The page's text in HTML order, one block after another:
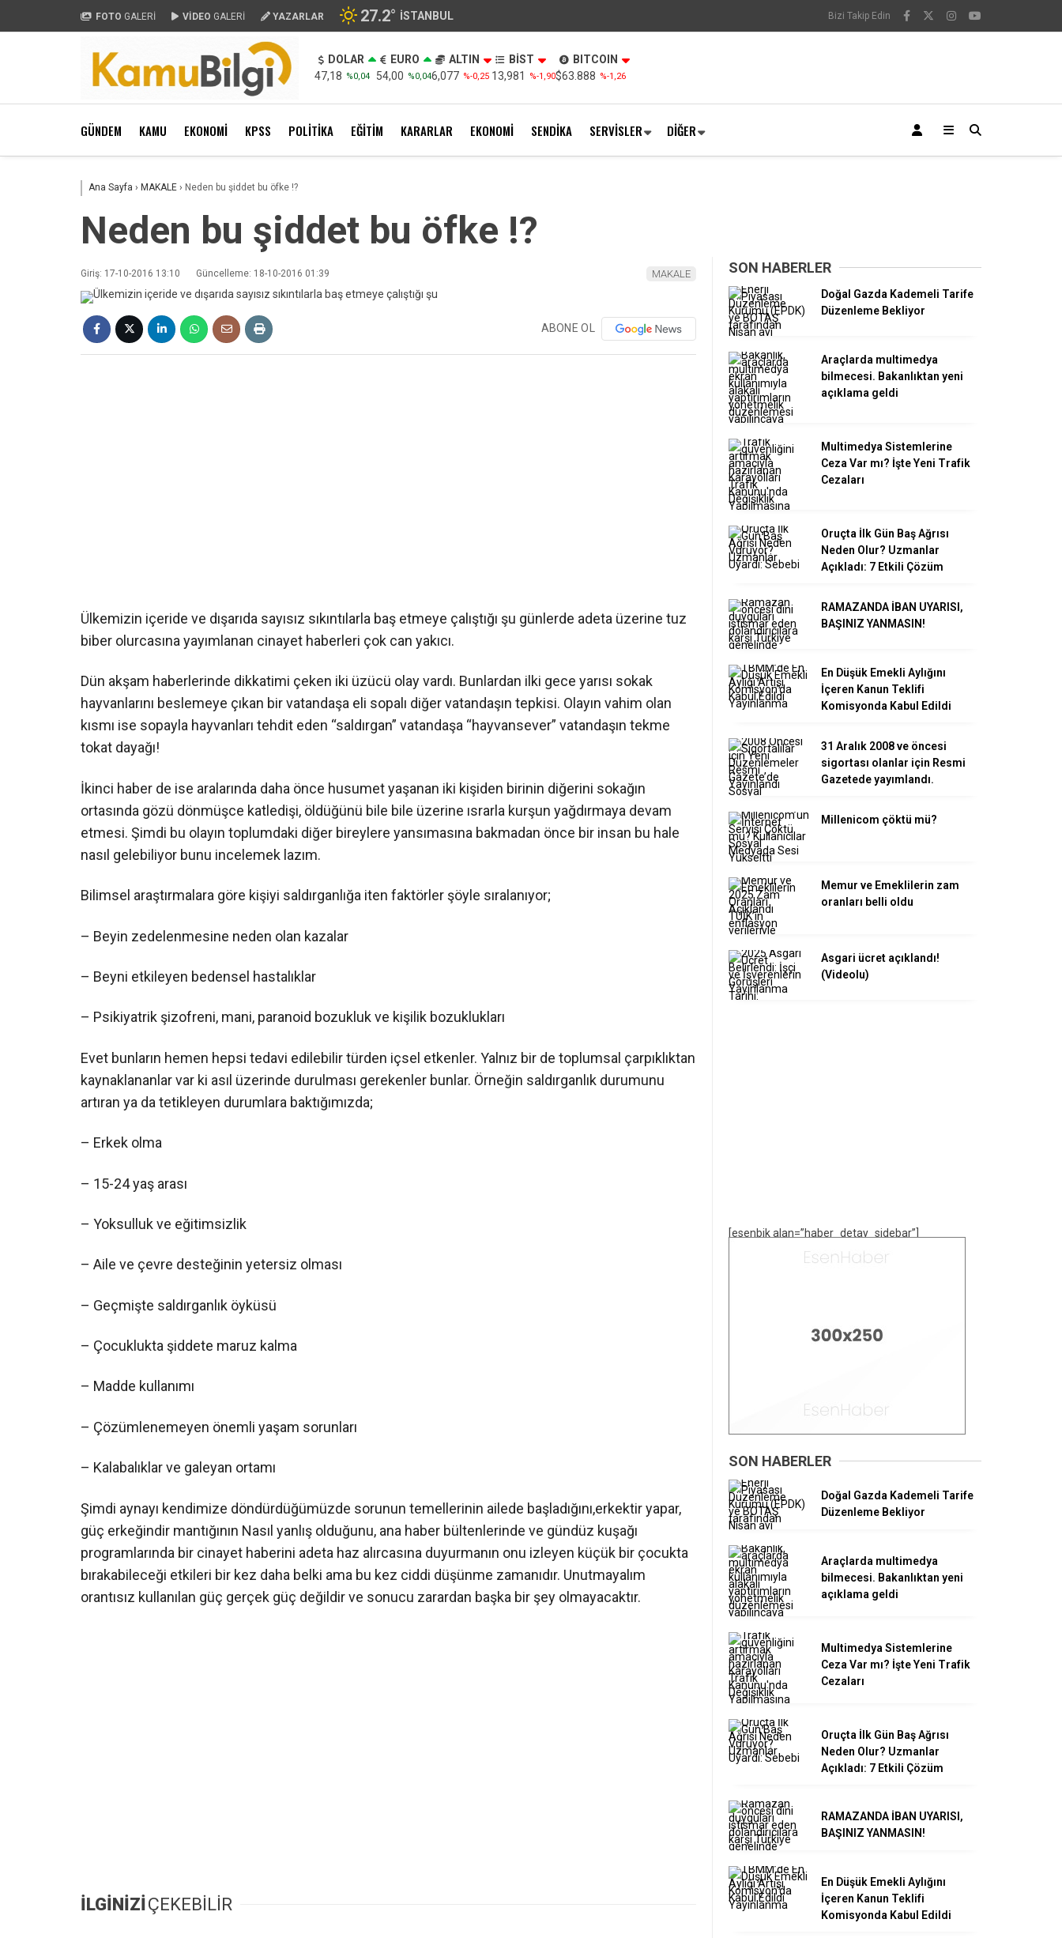
FOTO GALERİ VİDEO GALERİ YAZARLAR 27.2° İSTANBUL Bizi Takip Edin
DOLAR
47,18 %0,04
EURO
54,00 %0,04
ALTIN
6,077 %-0,25
BİST
13,981
%-1,90
BITCOIN
$63.888 %-1,26
GÜNDEM KAMU EKONOMİ KPSS POLİTİKA EĞİTİM KARARLAR EKONOMİ SENDİKA SERVİSLER DİĞER
Ana Sayfa › MAKALE › Neden bu şiddet bu öfke !?
Neden bu şiddet bu öfke !?
Giriş: 17-10-2016 13:10 Güncelleme: 18-10-2016 01:39 MAKALE
ABONE OL
Ülkemizin içeride ve dışarıda sayısız sıkıntılarla baş etmeye çalıştığı şu günlerde adeta üzerine tuz
biber olurcasına yayımlanan cinayet haberleri çok can yakıcı.
Dün akşam haberlerinde dikkatimi çeken iki üzücü olay vardı. Bunlardan ilki gece yarısı sokak
hayvanlarını beslemeye çıkan bir vatandaşa eli sopalı diğer vatandaşın tepkisi. Olayın vahim olan
kısmı ise sopayla hayvanları tehdit eden “saldırgan” vatandaşa “hayvansever” vatandaşın tekme
tokat dayağı!
İkinci haber de ise aralarında daha önce husumet yaşanan iki kişiden birinin diğerini sokağın
ortasında gözü dönmüşce katledişi, öldüğünü bile bile üzerine ısrarla kurşun yağdırmaya devam
etmesi. Şimdi bu olayın toplumdaki diğer bireylere yansımasına bakmadan önce bir insan bu hale
nasıl gelebiliyor bunu incelemek lazım.
Bilimsel araştırmalara göre kişiyi saldırganlığa iten faktörler şöyle sıralanıyor;
– Beyin zedelenmesine neden olan kazalar
– Beyni etkileyen bedensel hastalıklar
– Psikiyatrik şizofreni, mani, paranoid bozukluk ve kişilik bozuklukları
Evet bunların hemen hepsi tedavi edilebilir türden içsel etkenler. Yalnız bir de toplumsal çarpıklıktan
kaynaklananlar var ki asıl üzerinde durulması gerekenler bunlar. Örneğin saldırganlık durumunu
artıran ya da tetikleyen durumlara baktığımızda;
– Erkek olma
– 15-24 yaş arası
– Yoksulluk ve eğitimsizlik
– Aile ve çevre desteğinin yetersiz olması
– Geçmişte saldırganlık öyküsü
– Çocuklukta şiddete maruz kalma
– Madde kullanımı
– Çözümlenemeyen önemli yaşam sorunları
– Kalabalıklar ve galeyan ortamı
Şimdi aynayı kendimize döndürdüğümüzde sorunun temellerinin ailede başladığını,erkektir yapar,
güç erkeğindir mantığının Nasıl yanlış olduğunu, ana haber bültenlerinde ve gündüz kuşağı
programlarında bir cinayet haberini adeta haz alırcasına duyurmanın onu izleyen küçük bir çocukta
bırakabileceği etkileri bir kez daha belki ama bu kez ciddi düşünme zamanıdır. Unutmayalım
orantısız kullanılan güç gerçek güç değildir ve sonucu zarardan başka bir şey olmayacaktır.
İLGİNİZİÇEKEBİLİR
SON HABERLER
Doğal Gazda Kademeli Tarife
Düzenleme Bekliyor
Araçlarda multimedya
bilmecesi. Bakanlıktan yeni
açıklama geldi
Multimedya Sistemlerine
Ceza Var mı? İşte Yeni Trafik
Cezaları
Oruçta İlk Gün Baş Ağrısı
Neden Olur? Uzmanlar
Açıkladı: 7 Etkili Çözüm
RAMAZANDA İBAN UYARISI,
BAŞINIZ YANMASIN!
En Düşük Emekli Aylığını
İçeren Kanun Teklifi
Komisyonda Kabul Edildi
31 Aralık 2008 ve öncesi
sigortası olanlar için Resmi
Gazetede yayımlandı.
Millenicom çöktü mü?
Memur ve Emeklilerin zam
oranları belli oldu
Asgari ücret açıklandı!
(Videolu)
[esenbik alan=”haber_detay_sidebar”]
SON HABERLER
Doğal Gazda Kademeli Tarife
Düzenleme Bekliyor
Araçlarda multimedya
bilmecesi. Bakanlıktan yeni
açıklama geldi
Multimedya Sistemlerine
Ceza Var mı? İşte Yeni Trafik
Cezaları
Oruçta İlk Gün Baş Ağrısı
Neden Olur? Uzmanlar
Açıkladı: 7 Etkili Çözüm
RAMAZANDA İBAN UYARISI,
BAŞINIZ YANMASIN!
En Düşük Emekli Aylığını
İçeren Kanun Teklifi
Komisyonda Kabul Edildi